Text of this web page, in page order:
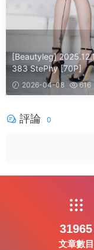
[Beautyleg]
383 StePhy [70P]
2026-04-08 616
評論 0
31965
文章數目